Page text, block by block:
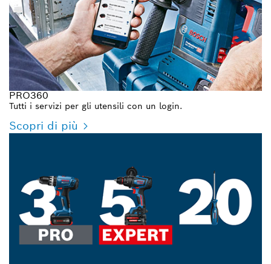
PRO360
Tutti i servizi per gli utensili con un login.
Scopri di più